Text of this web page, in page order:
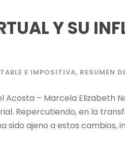
Y SU
E IMPOSITIVA, RESUMEN
– Marcela Elizabeth
Repercutiendo, en la
ajeno a estos cambios,